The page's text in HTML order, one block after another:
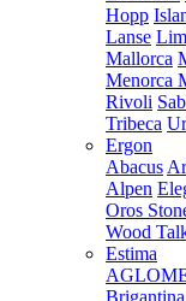
Hopp
Lanse
Mallorca
Menorca
Rivoli
Tribeca
Ergon
Abacus
Alpen
Oros
Wood
Estima